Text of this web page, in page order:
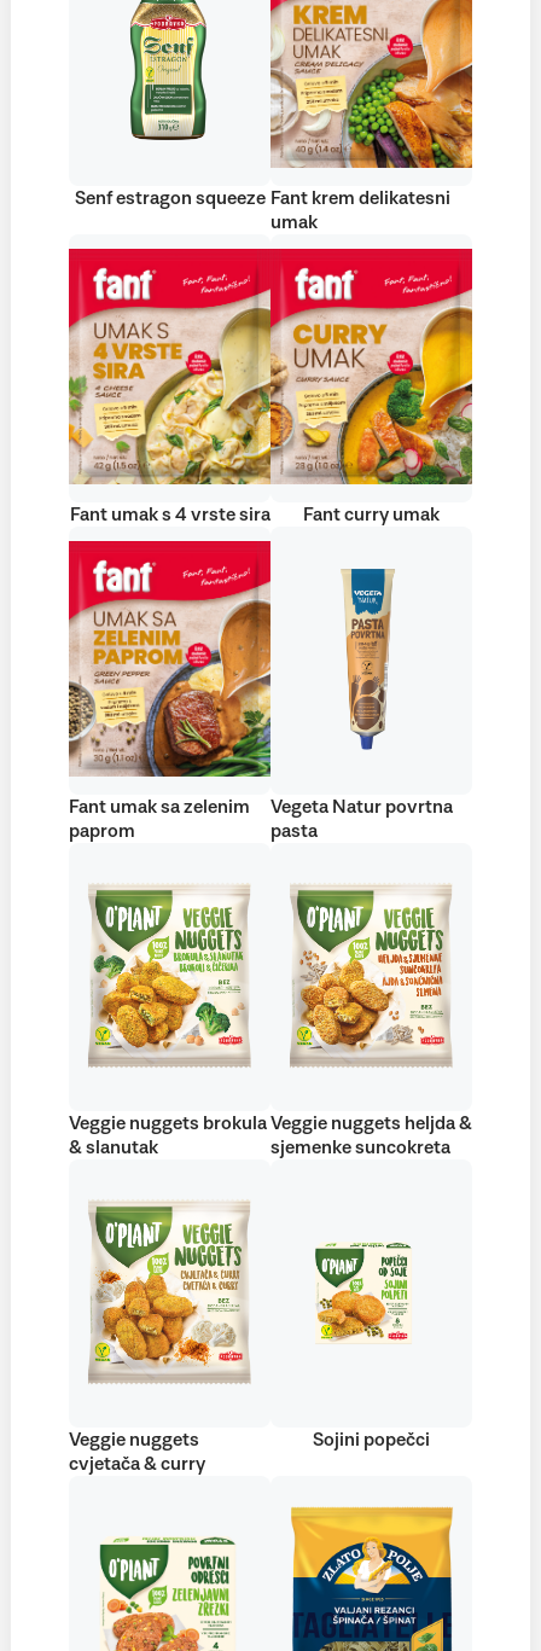
Senf estragon squeeze Fant krem delikatesni
umak
Fant umak s 4 vrste sira Fant curry umak
Fant umak sa zelenim
paprom
Vegeta Natur povrtna
pasta
Veggie nuggets brokula
& slanutak
Veggie nuggets heljda &
sjemenke suncokreta
Veggie nuggets
cvjetača & curry
Sojini popečci